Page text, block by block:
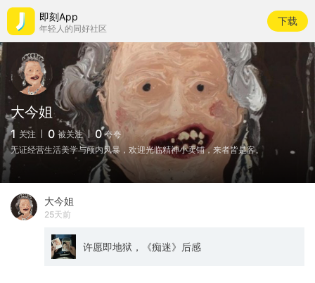
即刻App
年轻人的同好社区
下载
大今姐
1 关注 0 被关注 0 夸夸
无证经营生活美学与颅内风暴，欢迎光临精神小卖铺，来者皆是客。
大今姐
25天前
许愿即地狱，《痴迷》后感